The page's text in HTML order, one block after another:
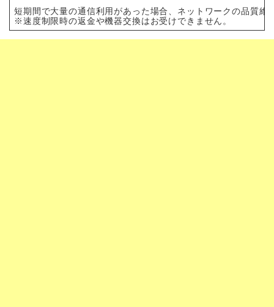
短期間で大量の通信利用があった場合、ネットワークの品質
※速度制限時の返金や機器交換はお受けできません。